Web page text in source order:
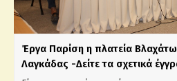
Έργα Παρίση η πλατεία
Λαγκάδας -Δείτε τα σχετικά